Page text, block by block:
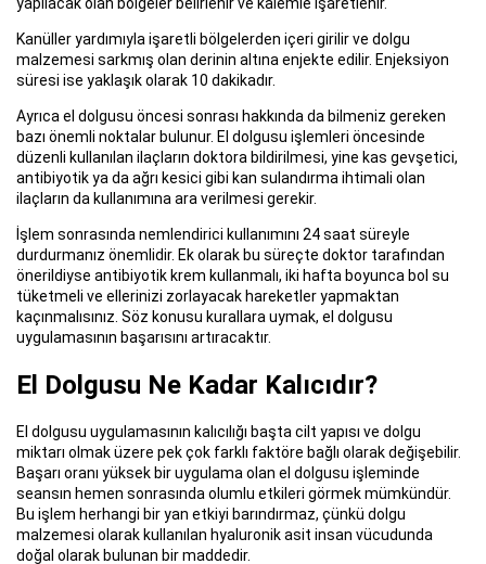
yapılacak olan bölgeler belirlenir ve kalemle işaretlenir.
Kanüller yardımıyla işaretli bölgelerden içeri girilir ve dolgu
malzemesi sarkmış olan derinin altına enjekte edilir. Enjeksiyon
süresi ise yaklaşık olarak 10 dakikadır.
Ayrıca el dolgusu öncesi sonrası hakkında da bilmeniz gereken
bazı önemli noktalar bulunur. El dolgusu işlemleri öncesinde
düzenli kullanılan ilaçların doktora bildirilmesi, yine kas gevşetici,
antibiyotik ya da ağrı kesici gibi kan sulandırma ihtimali olan
ilaçların da kullanımına ara verilmesi gerekir.
İşlem sonrasında nemlendirici kullanımını 24 saat süreyle
durdurmanız önemlidir. Ek olarak bu süreçte doktor tarafından
önerildiyse antibiyotik krem kullanmalı, iki hafta boyunca bol su
tüketmeli ve ellerinizi zorlayacak hareketler yapmaktan
kaçınmalısınız. Söz konusu kurallara uymak, el dolgusu
uygulamasının başarısını artıracaktır.
El Dolgusu Ne Kadar Kalıcıdır?
El dolgusu uygulamasının kalıcılığı başta cilt yapısı ve dolgu
miktarı olmak üzere pek çok farklı faktöre bağlı olarak değişebilir.
Başarı oranı yüksek bir uygulama olan el dolgusu işleminde
seansın hemen sonrasında olumlu etkileri görmek mümkündür.
Bu işlem herhangi bir yan etkiyi barındırmaz, çünkü dolgu
malzemesi olarak kullanılan hyaluronik asit insan vücudunda
doğal olarak bulunan bir maddedir.